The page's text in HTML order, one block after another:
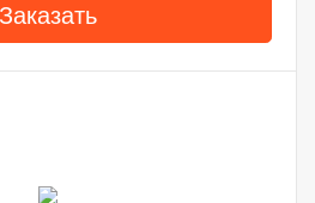
Заказать